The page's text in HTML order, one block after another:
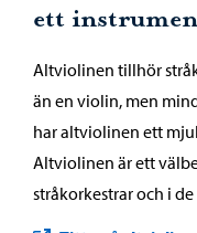
ett
Altviolinen tillhör
än en violin, men
har altviolinen ett
Altviolinen är ett
stråkorkestrar och i